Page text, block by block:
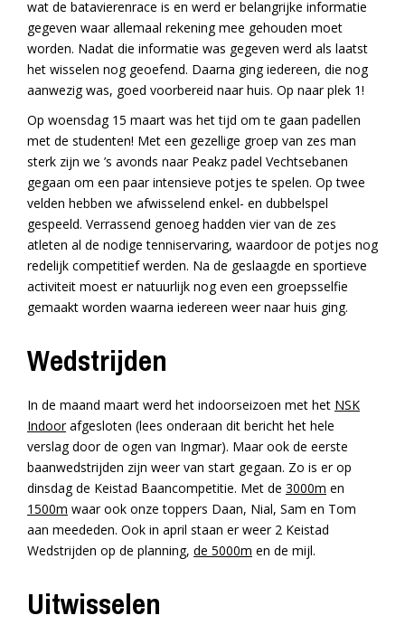
wat de batavierenrace is en werd er belangrijke informatie
gegeven waar allemaal rekening mee gehouden moet
worden. Nadat die informatie was gegeven werd als laatst
het wisselen nog geoefend. Daarna ging iedereen, die nog
aanwezig was, goed voorbereid naar huis. Op naar plek 1!
Op woensdag 15 maart was het tijd om te gaan padellen
met de studenten! Met een gezellige groep van zes man
sterk zijn we ’s avonds naar Peakz padel Vechtsebanen
gegaan om een paar intensieve potjes te spelen. Op twee
velden hebben we afwisselend enkel- en dubbelspel
gespeeld. Verrassend genoeg hadden vier van de zes
atleten al de nodige tenniservaring, waardoor de potjes nog
redelijk competitief werden. Na de geslaagde en sportieve
activiteit moest er natuurlijk nog even een groepsselfie
gemaakt worden waarna iedereen weer naar huis ging.
Wedstrijden
In de maand maart werd het indoorseizoen met het NSK
Indoorafgesloten (lees onderaan dit bericht het hele
verslag door de ogen van Ingmar). Maar ook de eerste
baanwedstrijden zijn weer van start gegaan. Zo is er op
dinsdag de Keistad Baancompetitie. Met de 3000m en
1500m waar ook onze toppers Daan, Nial, Sam en Tom
aan meededen. Ook in april staan er weer 2 Keistad
Wedstrijden op de planning, de 5000m en de mijl.
Uitwisselen